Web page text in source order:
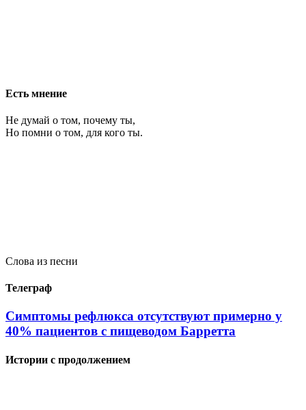
Есть мнение
Не думай о том, почему ты,
Но помни о том, для кого ты.
Слова из песни
Телеграф
Симптомы рефлюкса отсутствуют примерно у
40% пациентов с пищеводом Барретта
Истории с продолжением